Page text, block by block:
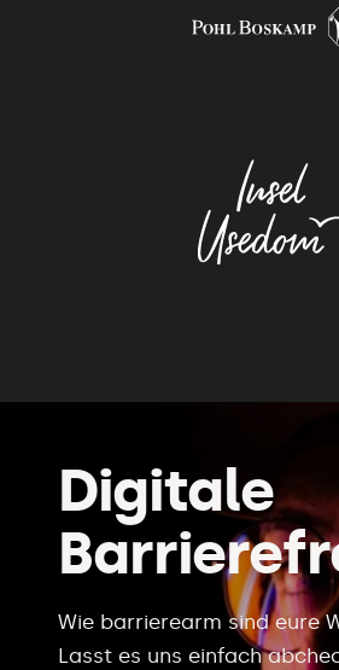
Digitale
Wie barrierearm sind eure
Lasst es uns einfach